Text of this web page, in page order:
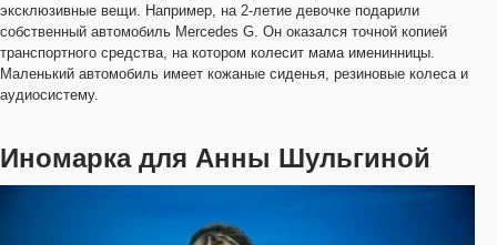
эксклюзивные вещи. Например, на 2-летие девочке подарили
собственный автомобиль Mercedes G. Он оказался точной копией
транспортного средства, на котором колесит мама именинницы.
Маленький автомобиль имеет кожаные сиденья, резиновые колеса и
аудиосистему.
Иномарка для Анны Шульгиной